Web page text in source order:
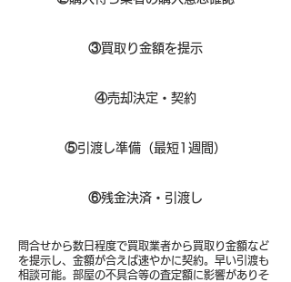
③買取り金額を提示
④売却決定・契約
⑤引渡し準備（最短1週間）
⑥残金決済・引渡し
問合せから数日程度で買取業者から買取り金額など
を提示し、金額が合えば速やかに契約。早い引渡も
相談可能。部屋の不具合等の査定額に影響がありそ